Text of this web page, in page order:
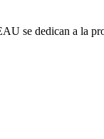
se dedican a la